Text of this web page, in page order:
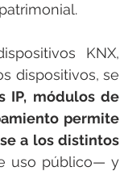
KNX,
dispositivos, se
IP, módulos de
permite
a los distintos
uso público— y